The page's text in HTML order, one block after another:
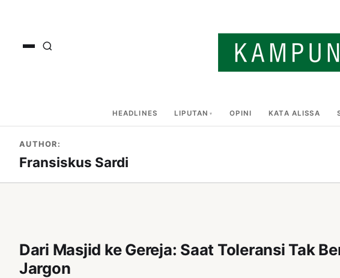
HEADLINES LIPUTAN OPINI KATA ALISSA
AUTHOR:
Fransiskus Sardi
Dari Masjid ke Gereja: Saat Toleransi Tak
Jargon